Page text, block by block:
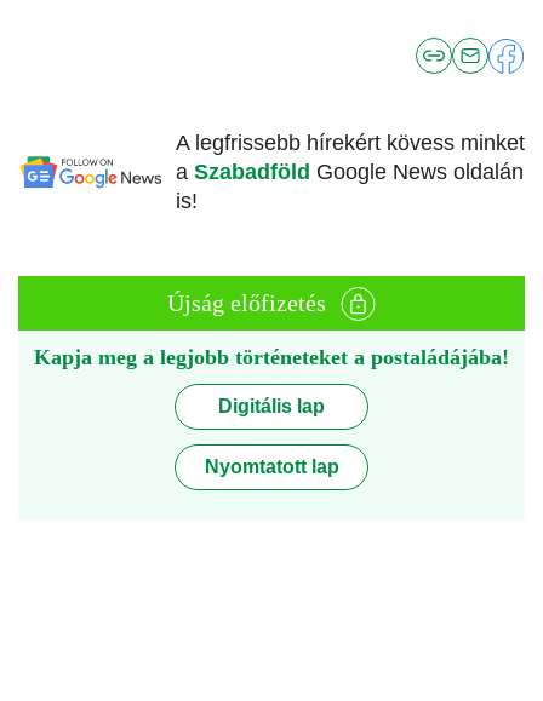
A legfrissebb hírekért kövess minket
a Szabadföld Google News oldalán
is!
Újság előfizetés
Kapja meg a legjobb történeteket a postaládájába!
Digitális lap
Nyomtatott lap